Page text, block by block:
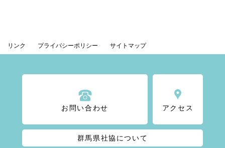
リンク プライバシーポリシー サイトマップ
お問い合わせ アクセス
群馬県社協について